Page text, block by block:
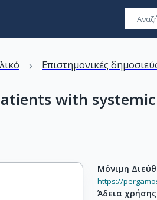
› Επιστημονικές
with
Μόνιμη
https://
Άδεια χρήσης